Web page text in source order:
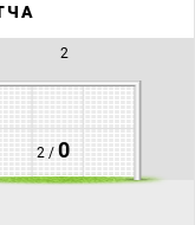
2
2 /0